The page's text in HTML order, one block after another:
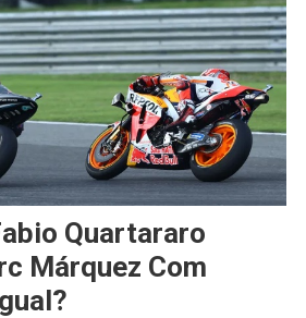
Quartararo
Márquez Com